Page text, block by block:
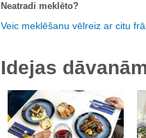
Neatradi meklēto?
Veic meklēšanu vēlreiz ar citu
Idejas